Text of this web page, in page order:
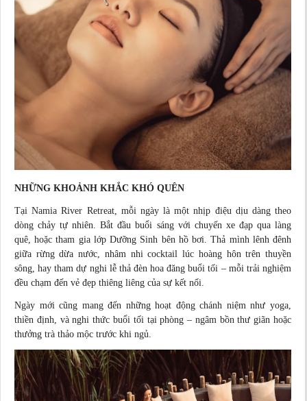
NHỮNG KHOẢNH KHẮC KHÓ QUÊN
Tại Namia River Retreat, mỗi ngày là một nhịp điệu dịu dàng theo
dòng chảy tự nhiên. Bắt đầu buổi sáng với chuyến xe đạp qua làng
quê, hoặc tham gia lớp Dưỡng Sinh bên hồ bơi. Thả mình lênh đênh
giữa rừng dừa nước, nhâm nhicocktail lúc hoàng hôn trên thuyền
sông, hay tham dự nghi lễ thả đèn hoa đăng buổi tối – mỗi trải nghiệm
đều chạm đến vẻ đẹp thiêng liêng của sự kết nối.
Ngày mới cũng mang đến những hoạt động chánh niệm như yoga,
thiền định, và nghi thức buổi tối tại phòng – ngâm bồn thư giãn hoặc
thưởng trà thảo mộc trước khi ngủ.